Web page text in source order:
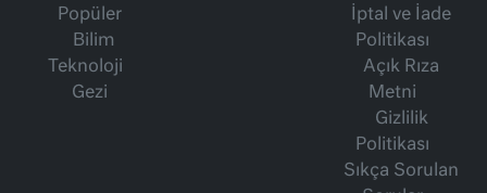
Popüler
Bilim
Teknoloji
Gezi
İptal ve İade
Politikası
Açık Rıza
Metni
Gizlilik
Politikası
Sıkça Sorulan